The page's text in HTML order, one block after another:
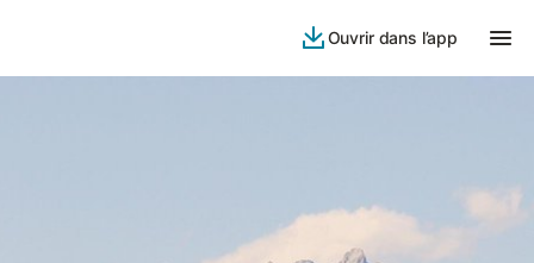
Ouvrir dans l’app